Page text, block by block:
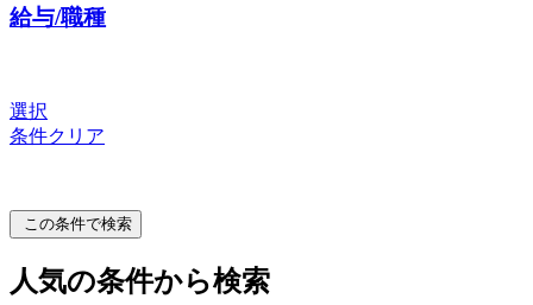
給与/職種
選択
条件クリア
この条件で検索
人気の条件から検索